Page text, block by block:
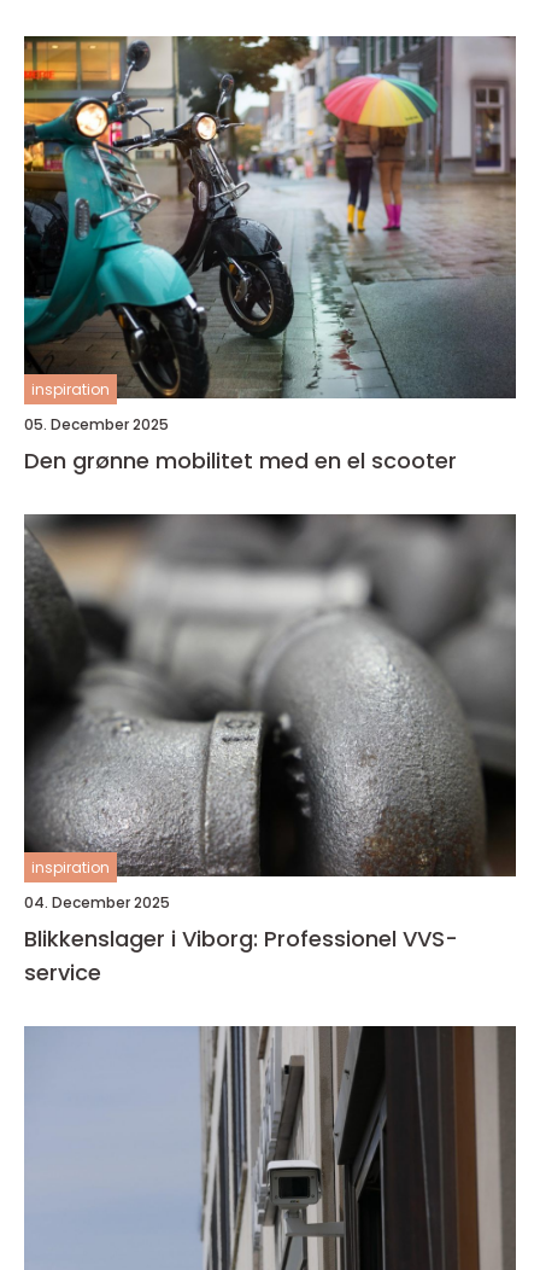
inspiration
05. December 2025
Den grønne mobilitet med en el scooter
inspiration
04. December 2025
Blikkenslager i Viborg: Professionel VVS-
service